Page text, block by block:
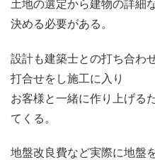
土地の選定から建物の詳細
決める必要がある。
設計も建築士との打ち合わ
打合せをし施工に入り
お客様と一緒に作り上げる
てくる。
地盤改良費など実際に地盤